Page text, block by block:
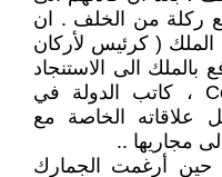
ركلة من الخلف . ان
الملك ( كرئيس لأركان
الى الاستنجاد
ب "كولين بأول " Colin Powell ، كاتب الدولة في
علاقاته الخاصة مع
مجاريها ..
حين أرغمت الجمارك